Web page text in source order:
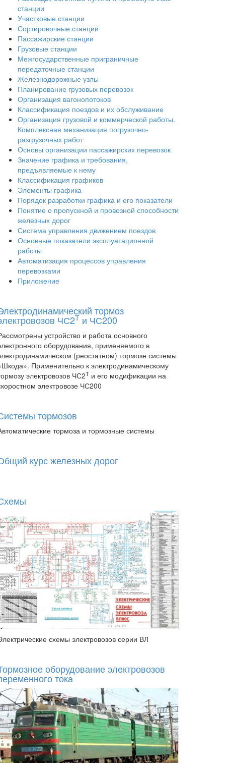
станции
Участковые станции
Сортировочные станции
Пассажирские станции
Грузовые станции
Межгосударственные приграничные
передаточные станции
Железнодорожные узлы
Планирование грузовых перевозок
Организация вагонопотоков
Классификация поездов и их обслуживание
Организация грузовой и коммерческой работы.
Комплексная механизация погрузочно-
разгрузочных работ
Основы организации пассажирских перевозок
Значение графика и требования,
предъявляемые к нему
Классификация графиков
Элементы графика
Порядок разработки графика и его показатели
Понятие о пропускной и провозной способности
железных дорог
Система управления движением поездов
Основные показатели эксплуатационной
работы
Автоматизация процессов управления
перевозками
Приложение
тормоз
ЧС2Т и ЧС200
устройство и работа основного
оборудования, применяемого в
(реостатном) тормозе системы
Применительно к электродинамическому
электровозов ЧС2Т и его модификации на
электровозе ЧС200
тормозов
тормоза и тормозные системы
курс железных дорог
схемы электровозов серии ВЛ
оборудование электровозов
тока